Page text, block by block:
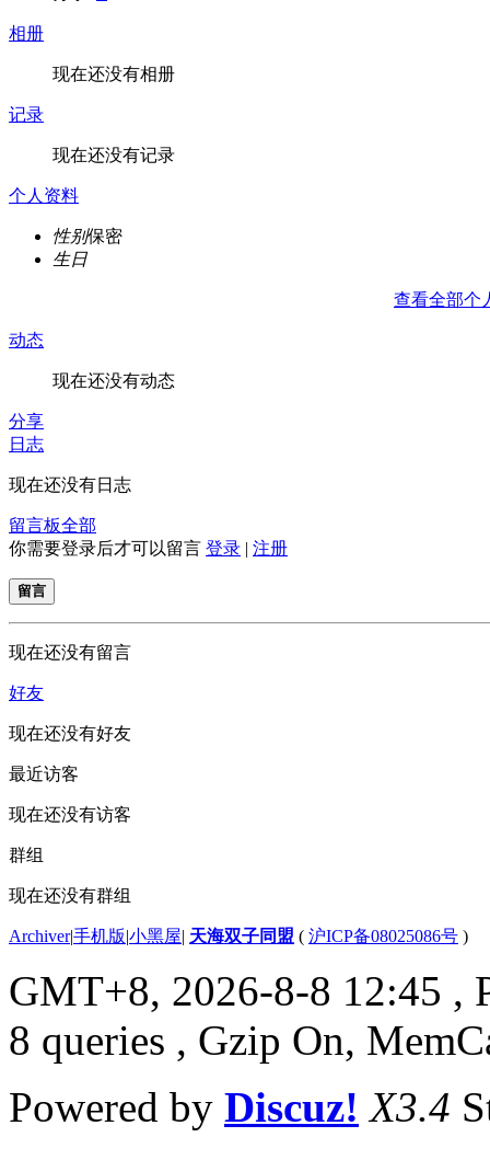
相册
现在还没有相册
记录
现在还没有记录
个人资料
性别保密
生日
查看全部个
动态
现在还没有动态
分享
日志
现在还没有日志
留言板全部
你需要登录后才可以留言 登录 | 注册
留言
现在还没有留言
好友
现在还没有好友
最近访客
现在还没有访客
群组
现在还没有群组
Archiver|手机版|小黑屋| 天海双子同盟 ( 沪ICP备08025086号 )
GMT+8, 2026-8-8 12:45 ,
8 queries , Gzip On,
Powered by Discuz! X3.4